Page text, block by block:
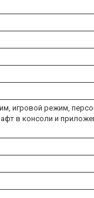
игровой режим,
в консоли и